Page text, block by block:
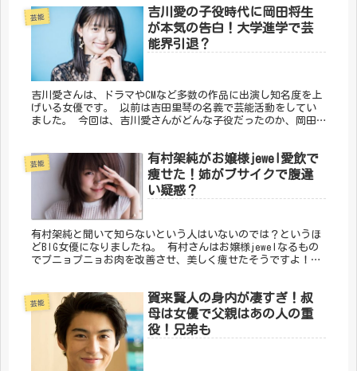
芸能
吉川愛の子役時代に岡田将生
が本気の告白！大学進学で芸
能界引退？
吉川愛さんは、ドラマやCMなど多数の作品に出演し知名度を上
げいる女優です。 以前は吉田里琴の名義で芸能活動をしてい
ました。 今回は、吉川愛さんがどんな子役だったのか、岡田
芸能
有村架純がお嬢様jewel愛飲で
痩せた！姉がブサイクで腹違
い疑惑？
有村架純と聞いて知らないという人はいないのでは？というほ
どBIG女優になりましたね。 有村さんはお嬢様jewelなるもの
でプニョプニョお肉を改善させ、美しく痩せたそうですよ！
芸能
賀来賢人の身内が凄すぎ！叔
母は女優で父親はあの人の重
役！兄弟も